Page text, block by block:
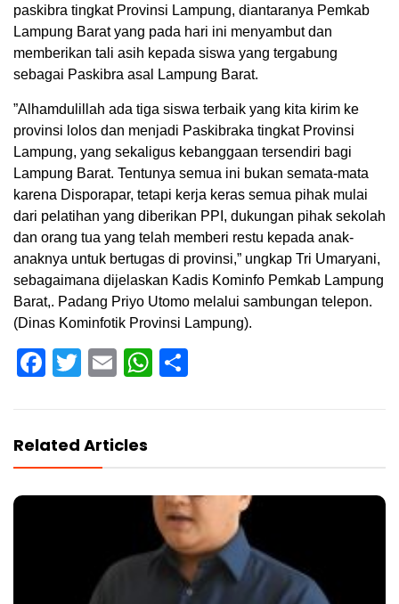
paskibra tingkat Provinsi Lampung, diantaranya Pemkab
Lampung Barat yang pada hari ini menyambut dan
memberikan tali asih kepada siswa yang tergabung
sebagai Paskibra asal Lampung Barat.
”Alhamdulillah ada tiga siswa terbaik yang kita kirim ke
provinsi lolos dan menjadi Paskibraka tingkat Provinsi
Lampung, yang sekaligus kebanggaan tersendiri bagi
Lampung Barat. Tentunya semua ini bukan semata-mata
karena Disporapar, tetapi kerja keras semua pihak mulai
dari pelatihan yang diberikan PPI, dukungan pihak sekolah
dan orang tua yang telah memberi restu kepada anak-
anaknya untuk bertugas di provinsi,” ungkap Tri Umaryani,
sebagaimana dijelaskan Kadis Kominfo Pemkab Lampung
Barat,. Padang Priyo Utomo melalui sambungan telepon.
(Dinas Kominfotik Provinsi Lampung).
Facebook
Twitter
EmailWhatsApp
Related Articles